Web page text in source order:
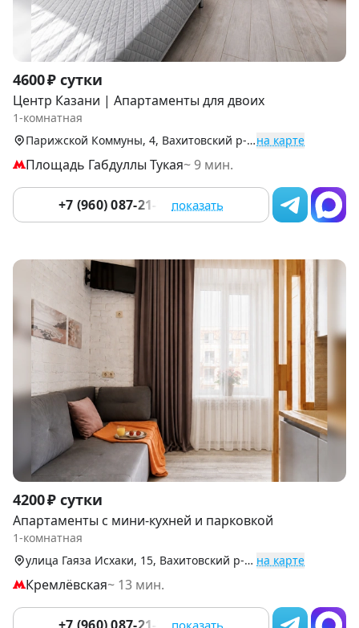
Item
1
of
4600 ₽ сутки
Центр Казани | Апартаменты для двоих
1-комнатная
Парижской Коммуны, 4, Вахитовский р-н (Центр)на карте
Площадь Габдуллы Тукая~ 9 мин.
+7 (960) 087-21-78 показать
Item
1
of
4200 ₽ сутки
Апартаменты с мини-кухней и парковкой
1-комнатная
улица Гаяза Исхаки, 15, Вахитовский р-н (Центр) на карте
Кремлёвская~ 13 мин.